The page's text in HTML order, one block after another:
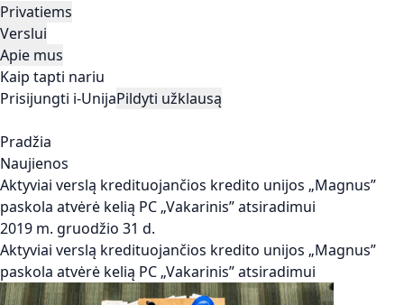
Privatiems
Verslui
Apie mus
Kaip tapti nariu
Prisijungti i-UnijaPildyti užklausą
Pradžia
Naujienos
Aktyviai verslą kredituojančios kredito unijos „Magnus”
paskola atvėrė kelią PC „Vakarinis” atsiradimui
2019 m. gruodžio 31 d.
Aktyviai verslą kredituojančios kredito unijos „Magnus”
paskola atvėrė kelią PC „Vakarinis” atsiradimui